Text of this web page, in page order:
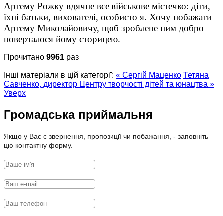
Артему Рожку вдячне все військове містечко: діти,
їхні батьки, вихователі, особисто я. Хочу побажати
Артему Миколайовичу, щоб зроблене ним добро
поверталося йому сторицею.
Прочитано 9961 раз
Інші матеріали в цій категорії: « Сергій Маценко Тетяна
Савченко, директор Центру творчості дітей та юнацтва »
Уверх
Громадська приймальня
Якщо у Вас є звернення, пропозиції чи побажання, - заповніть
цю контактну форму.